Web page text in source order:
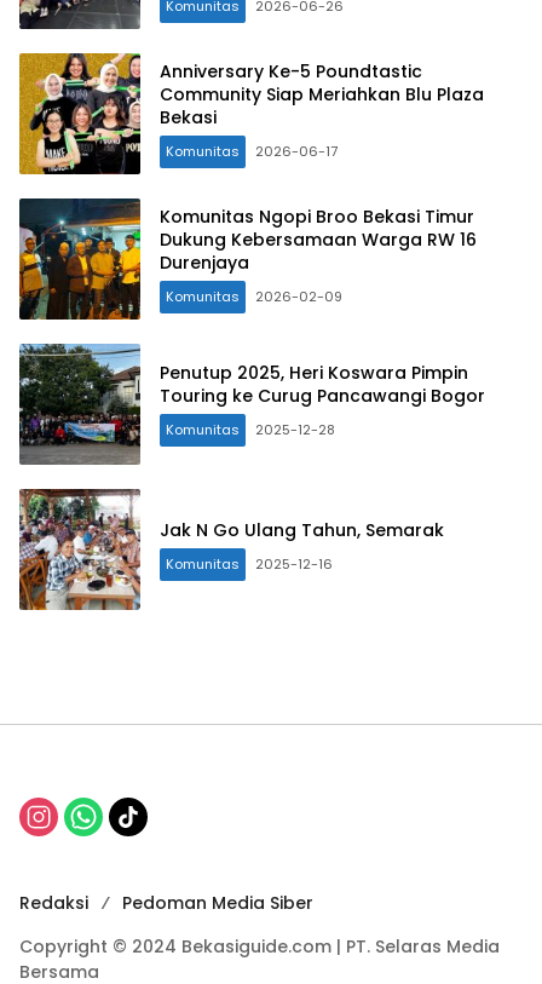
Komunitas 2026-06-26
Anniversary Ke-5 Poundtastic
Community Siap Meriahkan Blu Plaza
Bekasi
Komunitas 2026-06-17
Komunitas Ngopi Broo Bekasi Timur
Dukung Kebersamaan Warga RW 16
Durenjaya
Komunitas 2026-02-09
Penutup 2025, Heri Koswara Pimpin
Touring ke Curug Pancawangi Bogor
Komunitas 2025-12-28
Jak N Go Ulang Tahun, Semarak
Komunitas 2025-12-16
Redaksi
Pedoman Media Siber
Copyright © 2024 Bekasiguide.com | PT. Selaras Media
Bersama